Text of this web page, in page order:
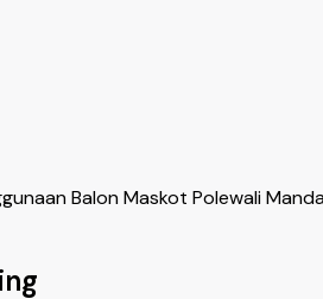
Balon Maskot Polewali